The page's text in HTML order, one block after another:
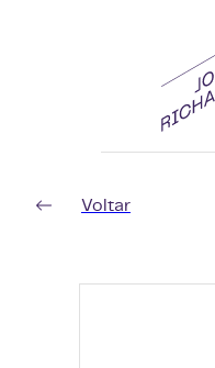
Voltar